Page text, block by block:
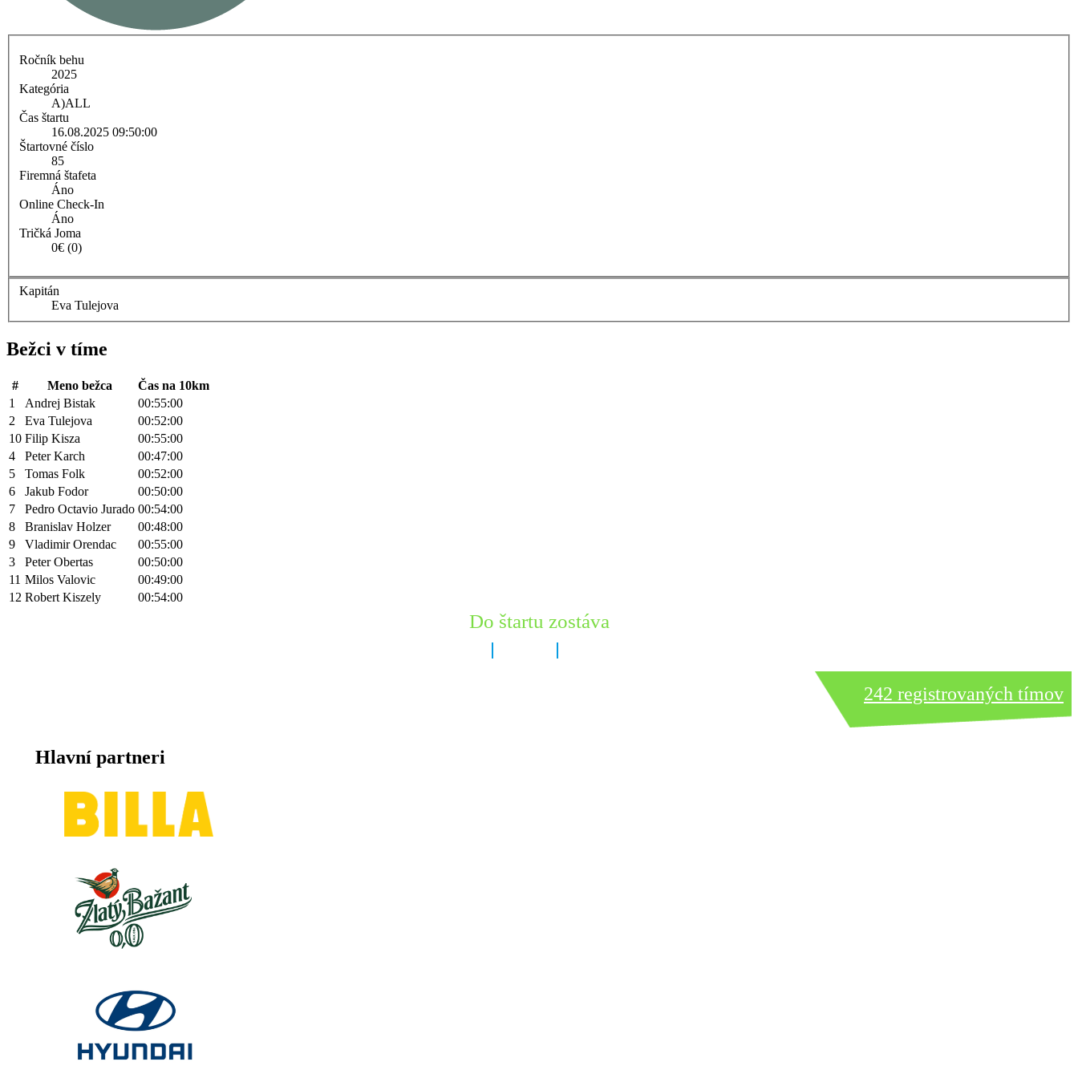
Ročník behu
2025
Kategória
A)ALL
Čas štartu
16.08.2025 09:50:00
Štartovné číslo
85
Firemná štafeta
Áno
Online Check-In
Áno
Tričká Joma
0€ (0)
Kapitán
Eva Tulejova
Bežci v tíme
# Meno bežca
Čas na 10km
1
Andrej Bistak
00:55:00
2
Eva Tulejova
00:52:00
10 Filip Kisza
00:55:00
4
Peter Karch
00:47:00
5
Tomas Folk
00:52:00
6
Jakub Fodor
00:50:00
7
Pedro Octavio Jurado 00:54:00
8
Branislav Holzer
00:48:00
9
Vladimir Orendac
00:55:00
3
Peter Obertas
00:50:00
11 Milos Valovic
00:49:00
12 Robert Kiszely 00:54:00
Do štartu zostáva
242 registrovaných tímov
Hlavní partneri